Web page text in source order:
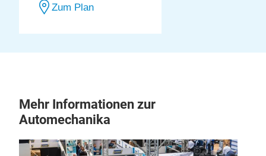
Zum Plan
Mehr Informationen zur
Automechanika